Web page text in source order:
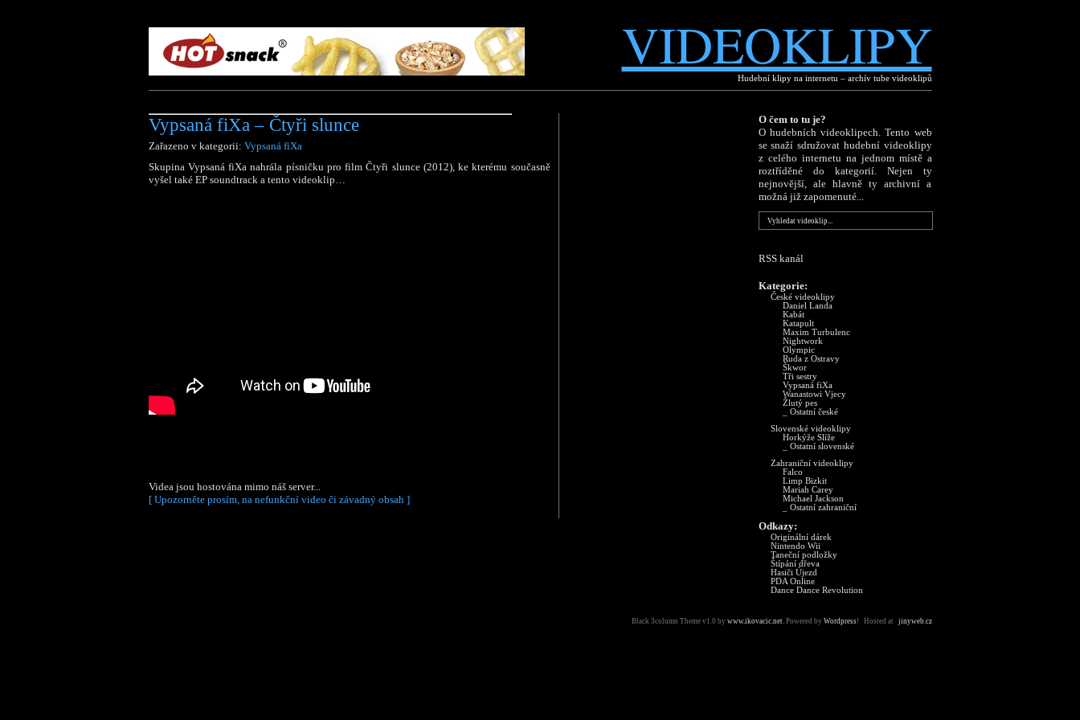
VIDEOKLIPY
Hudební klipy na internetu – archív tube videoklipů
Vypsaná fiXa – Čtyři slunce
Zařazeno v kategorii: Vypsaná fiXa
Skupina Vypsaná fiXa nahrála písničku pro film Čtyři slunce (2012), ke kterému současně
vyšel také EP soundtrack a tento videoklip…
Videa jsou hostována mimo náš server...
[ Upozorněte prosím, na nefunkční video či závadný obsah ]
O čem to tu je?
O hudebních videoklipech. Tento web
se snaží sdružovat hudební videoklipy
z celého internetu na jednom místě a
roztříděné do kategorií. Nejen ty
nejnovější, ale hlavně ty archivní a
možná již zapomenuté...
RSS kanál
Kategorie:
České videoklipy
Daniel Landa
Kabát
Katapult
Maxim Turbulenc
Nightwork
Olympic
Ruda z Ostravy
Škwor
Tři sestry
Vypsaná fiXa
Wanastowi Vjecy
Žlutý pes
_ Ostatní české
Slovenské videoklipy
Horkýže Slíže
_ Ostatní slovenské
Zahraniční videoklipy
Falco
Limp Bizkit
Mariah Carey
Michael Jackson
_ Ostatní zahraniční
Odkazy:
Originální dárek
Nintendo Wii
Taneční podložky
Štípání dřeva
Hasiči Újezd
PDA Online
Dance Dance Revolution
Black 3column Theme v1.0 by www.ikovacic.net. Powered by Wordpress! Hosted at jinyweb.cz